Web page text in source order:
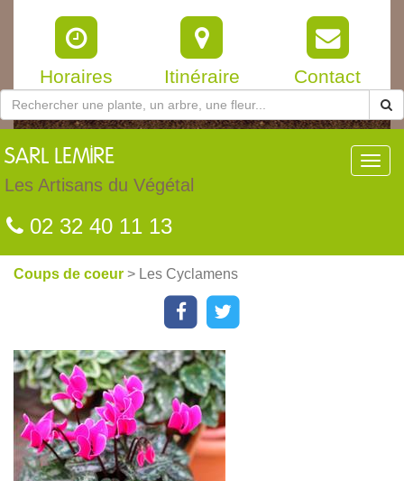
Horaires Itinéraire Contact
SARL LEMIRE
Les Artisans du Végétal
02 32 40 11 13
Coups de coeur > Les Cyclamens